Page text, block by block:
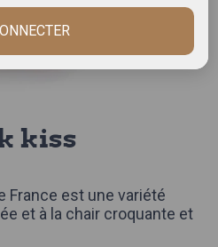
kiss
France est une variété
et à la chair croquante et